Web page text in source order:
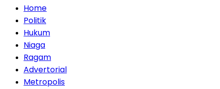
Home
Politik
Hukum
Niaga
Ragam
Advertorial
Metropolis